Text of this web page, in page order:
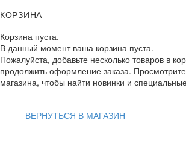
КОРЗИНА
Корзина пуста.
В данный момент ваша корзина пуста.
Пожалуйста, добавьте несколько товаров в
продолжить оформление заказа.
магазина, чтобы найти новинки и
ВЕРНУТЬСЯ В МАГАЗИН